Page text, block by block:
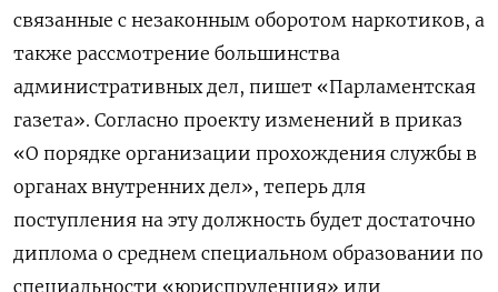
связанные с незаконным оборотом наркотиков, а
также рассмотрение большинства
административных дел, пишет «Парламентская
газета». Согласно проекту изменений в приказ
«О порядке организации прохождения службы в
органах внутренних дел», теперь для
поступления на эту должность будет достаточно
диплома о среднем специальном образовании по
специальности «юриспруденция» или